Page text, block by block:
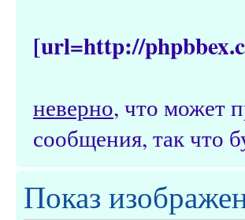
[url=http://
неверно, что может
сообщения, так что
Показ